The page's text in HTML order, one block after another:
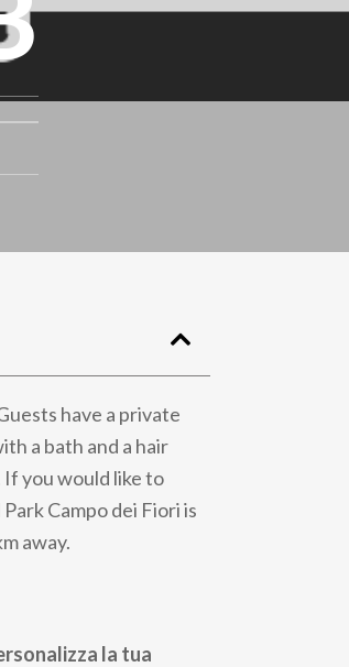
have a private
a bath and a hair
you would like to
Campo dei Fiori is
away.
la tua